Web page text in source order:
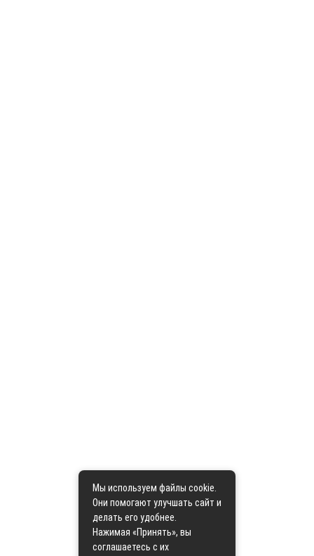
Мы используем файлы cookie.
Они помогают улучшать сайт и
делать его удобнее.
Нажимая «Принять», вы
соглашаетесь с их